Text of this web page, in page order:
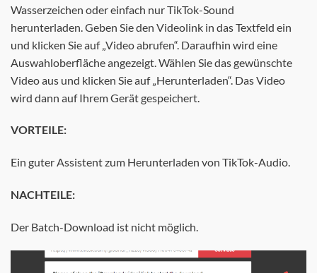
Wasserzeichen oder einfach nur TikTok-Sound
herunterladen. Geben Sie den Videolink in das Textfeld ein
und klicken Sie auf „Video abrufen“. Daraufhin wird eine
Auswahloberfläche angezeigt. Wählen Sie das gewünschte
Video aus und klicken Sie auf „Herunterladen“. Das Video
wird dann auf Ihrem Gerät gespeichert.
VORTEILE:
Ein guter Assistent zum Herunterladen von TikTok-Audio.
NACHTEILE:
Der Batch-Download ist nicht möglich.